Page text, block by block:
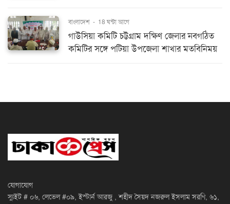
বাংলাদেশ - 18 ঘন্টা আগে
গাউসিয়া কমিটি চট্টগ্রাম দক্ষিণ জেলার নবগঠিত
কমিটির সঙ্গে পটিয়া উপজেলা শাখার মতবিনিময়
যোগাযোগ
স্যুইট # ০৬, লেভেল #০৯, ইস্টার্ন আরজু , শহীদ সৈয়দ নজরুল ইসলাম সরণি, ৬১,